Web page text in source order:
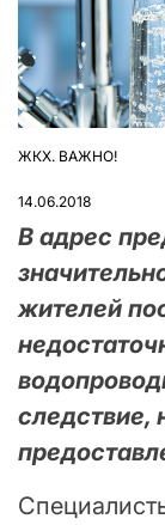
ОПУБЛІКУВАТИ
ЖКХ. ВАЖНО!
14.06.2018
В адрес
жителей
следствие,